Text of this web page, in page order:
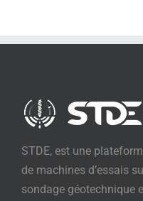
STDE, est une
de machines d’essais
sondage géotechnique